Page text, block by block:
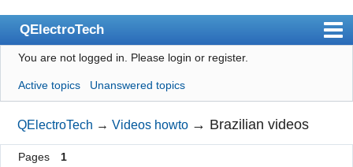
QElectroTech
Index
User list
Search
Register
You are not logged in. Please login or register.
Active topics Unanswered topics
QElectroTech →Videos howto → Brazilian videos
Pages
1